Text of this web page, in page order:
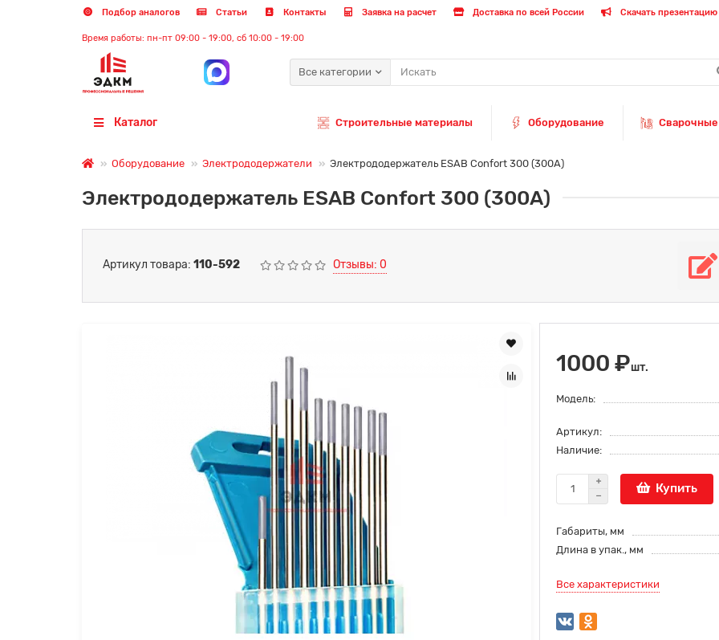
Подбор аналогов Статьи Контакты Заявка на расчет Доставка по всей России Скачать
Время работы: пн-пт 09:00 - 19:00, сб 10:00 - 19:00
Все категории
Каталог Строительные материалы Оборудование
Оборудование Электрододержатели Электрододержатель ESAB Confort 300 (300А)
Электрододержатель ESAB Confort 300 (300А)
Артикул товара: 110-592 Отзывы: 0
1000 ₽шт.
Модель:
Артикул:
Наличие:
Купить
Габариты, мм
Длина в упак., мм
Все характеристики